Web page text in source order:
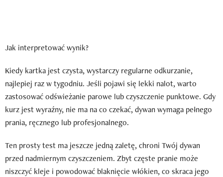
Jak interpretować wynik?
Kiedy kartka jest czysta, wystarczy regularne odkurzanie,
najlepiej raz w tygodniu. Jeśli pojawi się lekki nalot, warto
zastosować odświeżanie parowe lub czyszczenie punktowe. Gdy
kurz jest wyraźny, nie ma na co czekać, dywan wymaga pełnego
prania, ręcznego lub profesjonalnego.
Ten prosty test ma jeszcze jedną zaletę, chroni Twój dywan
przed nadmiernym czyszczeniem. Zbyt częste pranie może
niszczyć kleje i powodować blaknięcie włókien, co skraca jego